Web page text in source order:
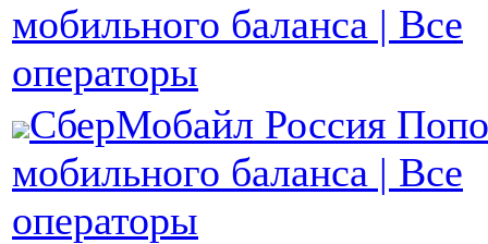
мобильного баланса | Все
операторы
СберМобайл Россия
мобильного баланса | Все
операторы